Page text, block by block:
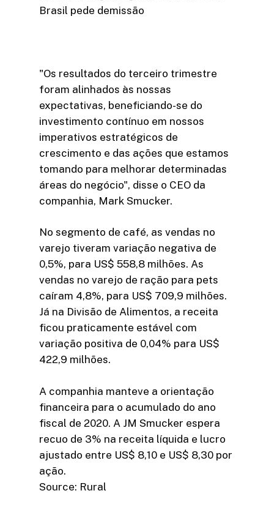
Brasil pede demissão
"Os resultados do terceiro trimestre
foram alinhados às nossas
expectativas, beneficiando-se do
investimento contínuo em nossos
imperativos estratégicos de
crescimento e das ações que estamos
tomando para melhorar determinadas
áreas do negócio", disse o CEO da
companhia, Mark Smucker.
No segmento de café, as vendas no
varejo tiveram variação negativa de
0,5%, para US$ 558,8 milhões. As
vendas no varejo de ração para pets
caíram 4,8%, para US$ 709,9 milhões.
Já na Divisão de Alimentos, a receita
ficou praticamente estável com
variação positiva de 0,04% para US$
422,9 milhões.
A companhia manteve a orientação
financeira para o acumulado do ano
fiscal de 2020. A JM Smucker espera
recuo de 3% na receita líquida e lucro
ajustado entre US$ 8,10 e US$ 8,30 por
ação.
Source: Rural